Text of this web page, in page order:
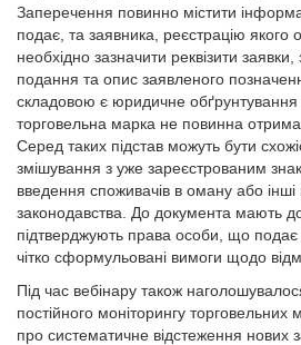
Заперечення повинно містити
подає, та заявника, реєстрацію якого
необхідно зазначити реквізити
подання та опис заявленого
складовою є юридичне обґрунтування
торговельна марка не повинна
Серед таких підстав можуть бути
змішування з уже зареєстрованим
введення споживачів в оману або
законодавства. До документа мають
підтверджують права особи, що
чітко сформульовані вимоги щодо
Під час вебінару також
постійного моніторингу торговельних
про систематичне відстеження нових